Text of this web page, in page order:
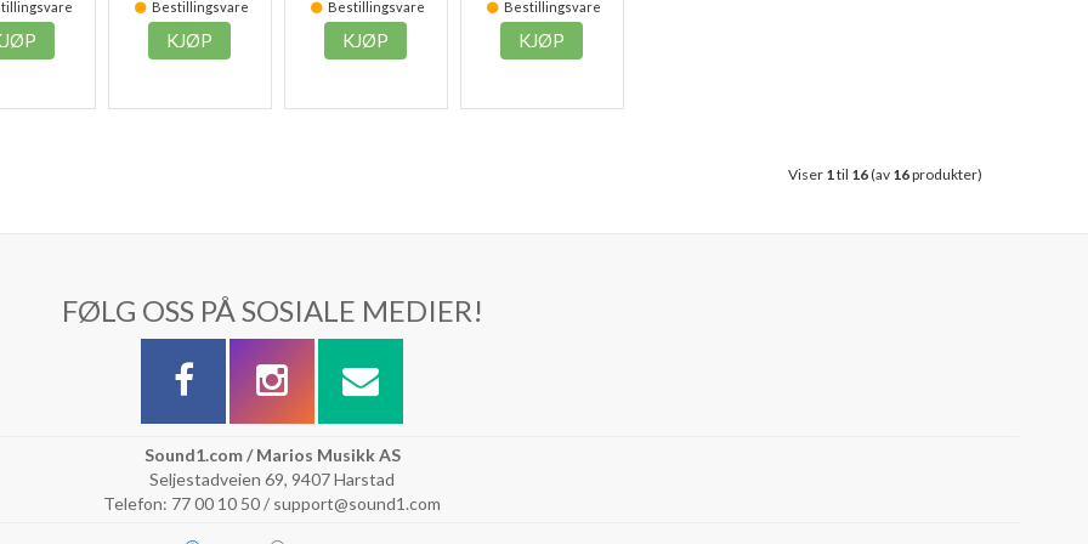
Bestillingsvare
KJØP
Bestillingsvare
KJØP
Bestillingsvare
KJØP
Viser 1til 16(av 16produkter)
FØLG OSS PÅ SOSIALE MEDIER!
Sound1.com / Marios Musikk AS
Seljestadveien 69, 9407 Harstad
Telefon: 77 00 10 50 / support@sound1.com